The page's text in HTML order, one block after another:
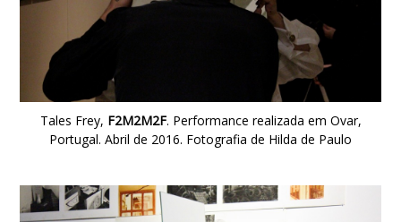
Tales Frey, F2M2M2F. Performance realizada em Ovar,
Portugal. Abril de 2016. Fotografia de Hilda de Paulo